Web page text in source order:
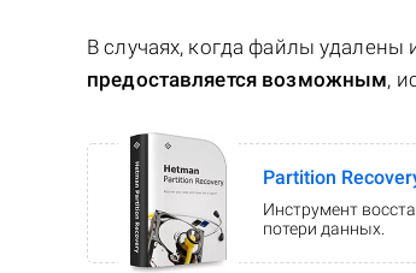
В случаях, когда файлы
предоставляется возможным,
Partition
Инструмент
потери данных.